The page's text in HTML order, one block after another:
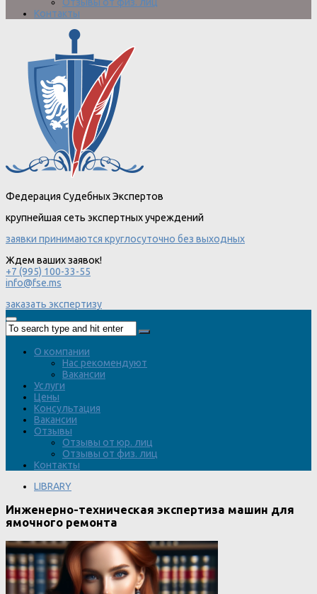
Отзывы от физ. лиц
Контакты
Федерация Судебных Экспертов
крупнейшая сеть экспертных учреждений
заявки принимаются круглосуточно без выходных
Ждем ваших заявок!
+7 (995) 100-33-55
info@fse.ms
заказать экспертизу
О компании
Нас рекомендуют
Вакансии
Услуги
Цены
Консультация
Вакансии
Отзывы
Отзывы от юр. лиц
Отзывы от физ. лиц
Контакты
LIBRARY
Инженерно-техническая экспертиза машин для
ямочного ремонта